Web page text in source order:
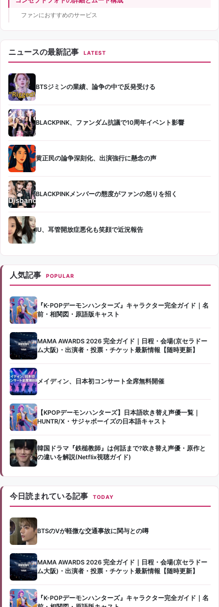
ファンにおすすめのサービス
ニュースの最新記事 LATEST
BTSジミンの業績、論争の中で反発受ける
BLACKPINK、ファンダム抗議で10周年イベント影響
黄正民の論争深刻化、出演強行に懸念の声
BLACKPINKメンバーの態度がファンの怒りを招く
IU、耳管開放症悪化も笑顔で近況報告
人気記事 POPULAR
『K-POPデーモンハンターズ』キャラクター完全ガイド｜名
前・相関図・原語版キャスト
MAMA AWARDS 2026 完全ガイド｜日程・会場(京セラドー
ム大阪)・出演者・投票・チケット最新情報【随時更新】
メイディン、日本初コンサート全席無料開催
【KPOPデーモンハンターズ】日本語吹き替え声優一覧｜
HUNTR/X・サジャボーイズの日本語キャスト
韓国ドラマ『鉄槌教師』は何話まで?吹き替え声優・原作と
の違いを解説(Netflix視聴ガイド)
今日読まれている記事 TODAY
BTSのVが軽微な交通事故に関与との噂
MAMA AWARDS 2026 完全ガイド｜日程・会場(京セラドー
ム大阪)・出演者・投票・チケット最新情報【随時更新】
『K-POPデーモンハンターズ』キャラクター完全ガイド｜名